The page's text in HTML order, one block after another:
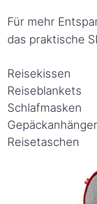
Für mehr
das praktische
Reisekissen
Reiseblankets
Schlafmasken
Gepäckanhänger
Reisetaschen